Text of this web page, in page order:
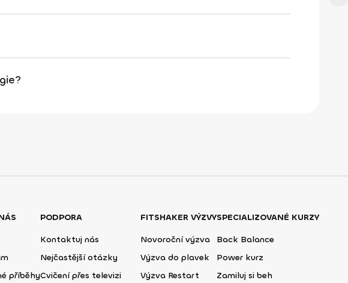
příběhy
PODPORA
Kontaktuj nás
Nejčastější otázky
Cvičení přes televizi
FITSHAKER VÝZVY
Novoroční výzva
Výzva do plavek
Výzva Restart
SPECIALIZOVANÉ KURZY
Back Balance
Power kurz
Zamiluj si beh